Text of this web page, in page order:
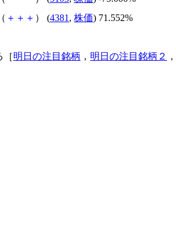
＋ ＋ ＋ ） (4381 , 株価) 71.552%
［明日の注目銘柄 ， 明日の注目銘柄２ ，